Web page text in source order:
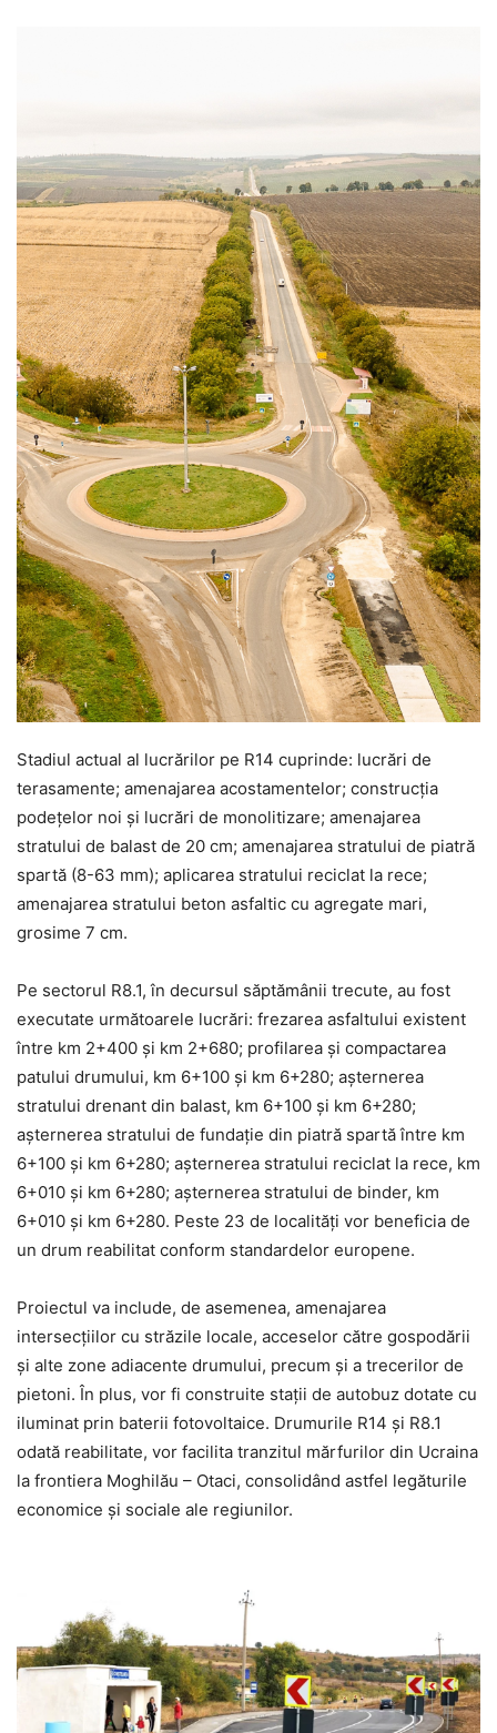
Stadiul actual al lucrărilor pe R14 cuprinde: lucrări de
terasamente; amenajarea acostamentelor; construcția
podețelor noi și lucrări de monolitizare; amenajarea
stratului de balast de 20 cm; amenajarea stratului de piatră
spartă (8-63 mm); aplicarea stratului reciclat la rece;
amenajarea stratului beton asfaltic cu agregate mari,
grosime 7 cm.
Pe sectorul R8.1, în decursul săptămânii trecute, au fost
executate următoarele lucrări: frezarea asfaltului existent
între km 2+400 și km 2+680; profilarea și compactarea
patului drumului, km 6+100 și km 6+280; așternerea
stratului drenant din balast, km 6+100 și km 6+280;
așternerea stratului de fundație din piatră spartă între km
6+100 și km 6+280; așternerea stratului reciclat la rece, km
6+010 și km 6+280; așternerea stratului de binder, km
6+010 și km 6+280. Peste 23 de localități vor beneficia de
un drum reabilitat conform standardelor europene.
Proiectul va include, de asemenea, amenajarea
intersecțiilor cu străzile locale, acceselor către gospodării
și alte zone adiacente drumului, precum și a trecerilor de
pietoni. În plus, vor fi construite stații de autobuz dotate cu
iluminat prin baterii fotovoltaice. Drumurile R14 și R8.1
odată reabilitate, vor facilita tranzitul mărfurilor din Ucraina
la frontiera Moghilău – Otaci, consolidând astfel legăturile
economice și sociale ale regiunilor.